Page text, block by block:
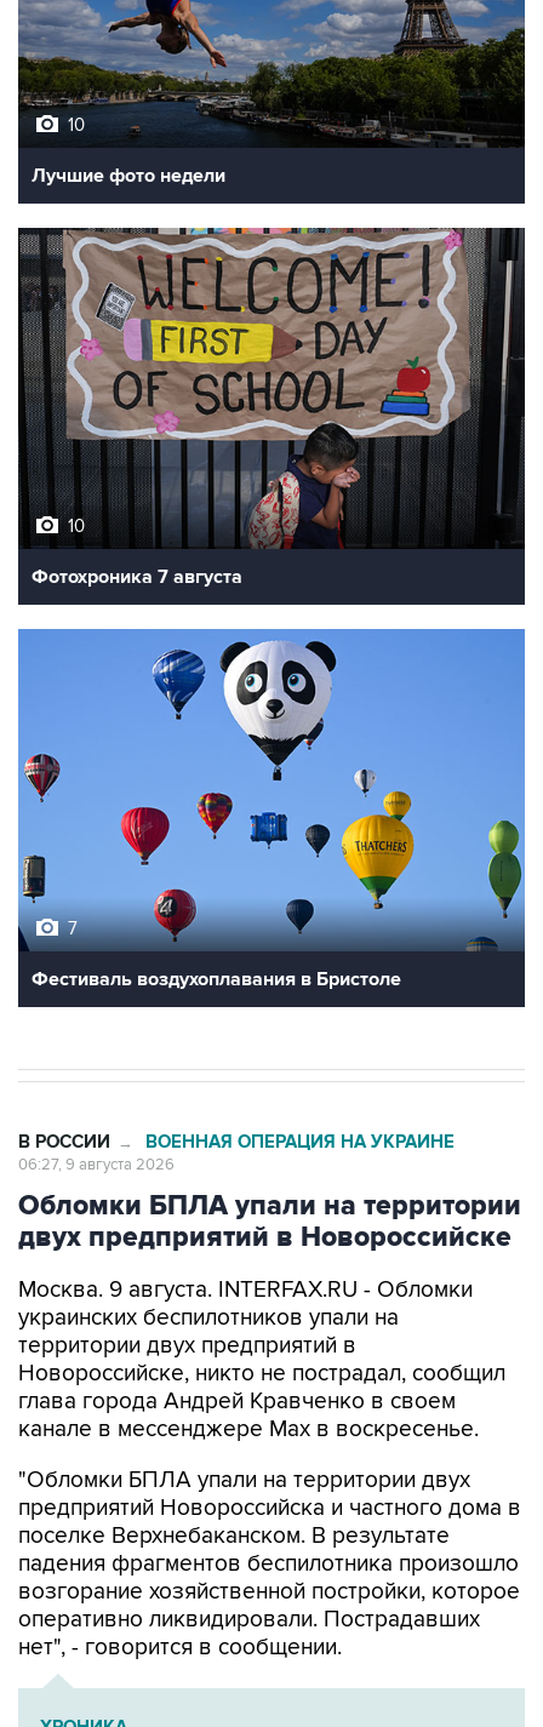
10
Лучшие фото недели
10
Фотохроника 7 августа
Фестиваль воздухоплавания в Бристоле
Обломки БПЛА упали на территории
двух предприятий в Новороссийске
Москва. 9 августа. INTERFAX.RU - Обломки
территории двух предприятий в
Новороссийске, никто не пострадал, сообщил
глава города Андрей Кравченко в своем
канале в мессенджере Max в воскресенье.
"Обломки БПЛА упали на территории двух
поселке Верхнебаканском. В результате
падения фрагментов беспилотника произошло
возгорание хозяйственной постройки, которое
оперативно ликвидировали. Пострадавших
нет", - говорится в сообщении.
ХРОНИКА
Военная операция на Украине